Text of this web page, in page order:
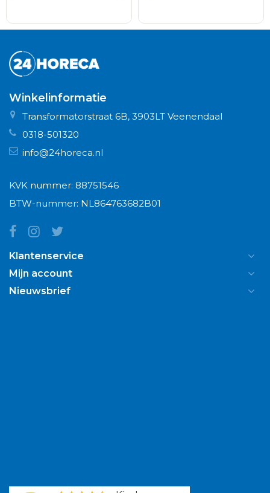
Winkelinformatie
Transformatorstraat 6B, 3903LT Veenendaal
0318-501320
info@24horeca.nl
KVK nummer: 88751546
BTW-nummer: NL864763682B01
Klantenservice
Mijn account
Nieuwsbrief